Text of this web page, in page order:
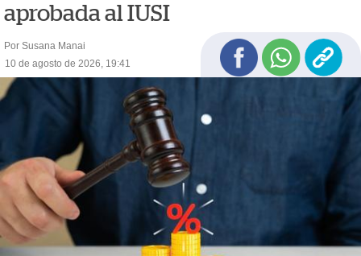
aprobada al IUSI
Por Susana Manai
10 de agosto de 2026, 19:41